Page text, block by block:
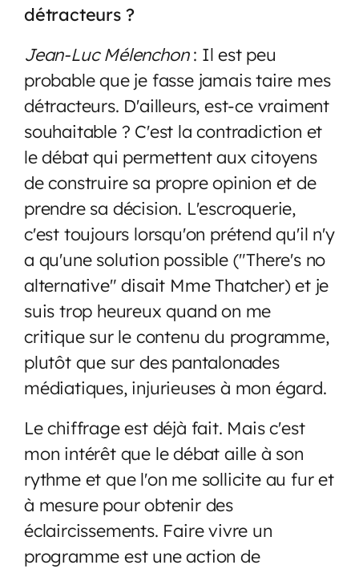
détracteurs ?
Jean-Luc Mélenchon: Il est peu
probable que je fasse jamais taire mes
détracteurs. D'ailleurs, est-ce vraiment
souhaitable ? C'est la contradiction et
le débat qui permettent aux citoyens
de construire sa propre opinion et de
prendre sa décision. L'escroquerie,
c'est toujours lorsqu'on prétend qu'il n'y
a qu'une solution possible ("There's no
alternative" disait Mme Thatcher) et je
suis trop heureux quand on me
critique sur le contenu du programme,
plutôt que sur des pantalonades
médiatiques, injurieuses à mon égard.
Le chiffrage est déjà fait. Mais c'est
mon intérêt que le débat aille à son
rythme et que l'on me sollicite au fur et
à mesure pour obtenir des
éclaircissements. Faire vivre un
programme est une action de